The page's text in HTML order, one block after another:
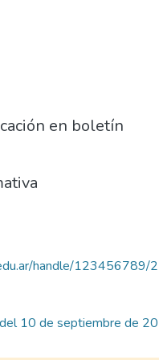
en boletín
handle/123456789/
10 de septiembre de